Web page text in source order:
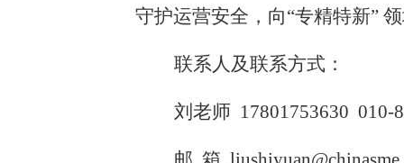
守护运营安全，向“专精特新”
联系人及联系方式：
刘老师 17801753630 010-